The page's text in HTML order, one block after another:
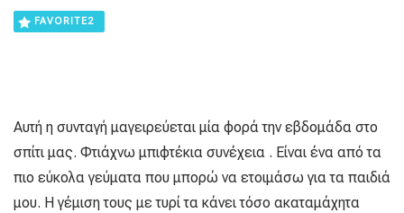
FAVORITE2
Αυτή η συνταγή μαγειρεύεται μία φορά την εβδομάδα στο
σπίτι μας. Φτιάχνω μπιφτέκια συνέχεια . Είναι ένα από τα
πιο εύκολα γεύματα που μπορώ να ετοιμάσω για τα παιδιά
μου. Η γέμιση τους με τυρί τα κάνει τόσο ακαταμάχητα